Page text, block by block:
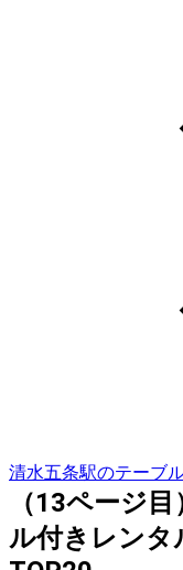
清水五条駅のテーブ
（13ページ
ル付きレンタ